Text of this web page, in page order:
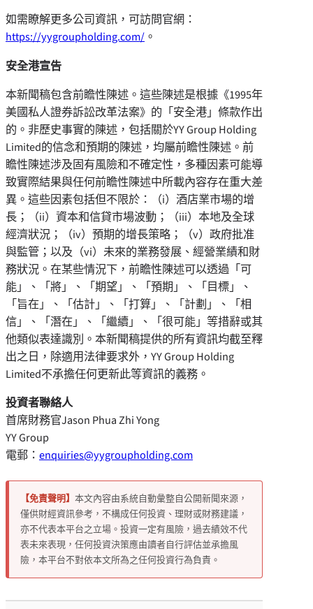
如需瞭解更多公司資訊，可訪問官網：
https://yygroupholding.com/ 。
安全港宣告
本新聞稿包含前瞻性陳述。這些陳述是根據《1995年
美國私人證券訴訟改革法案》的 「安全港」 條款作出
的。非歷史事實的陳述，包括關於YY Group Holding
Limited的信念和預期的陳述，均屬前瞻性陳述。前
瞻性陳述涉及固有風險和不確定性，多種因素可能導
致實際結果與任何前瞻性陳述中所載內容存在重大差
異。這些因素包括但不限於：（i）酒店業市場的增
長；（ii）資本和信貸市場波動；（iii）本地及全球
經濟狀況；（iv）預期的增長策略；（v）政府批准
與監管；以及（vi）未來的業務發展、經營業績和財
務狀況。在某些情況下，前瞻性陳述可以透過 「可
能」 、 「將」 、 「期望」 、 「預期 」 、 「目標」
、
「旨在」 、 「估計」 、 「打算」 、 「計劃 」 、 「相
信」 、 「潛在」 、 「繼續」 、 「很可能」 等措辭或其
他類似表達識別。本新聞稿提供的所有資訊均截至釋
出之日，除適用法律要求外，YY Group Holding
Limited不承擔任何更新此等資訊的義務。
投資者聯絡人
首席財務官Jason Phua Zhi Yong
YY Group
電郵： enquiries@yygroupholding.com
【免責聲明】 本文內容由系統自動彙整自公開新聞來源，
僅供財經資訊參考，不構成任何投資、理財或財務建議，
亦不代表本平台之立場。投資一定有風險，過去績效不代
表未來表現，任何投資決策應由讀者自行評估並承擔風
險，本平台不對依本文所為之任何投資行為負責。